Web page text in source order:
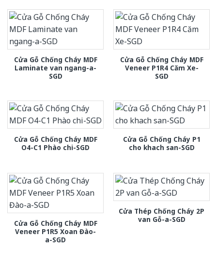
Cửa Gỗ Chống Cháy MDF
Laminate van ngang-a-
SGD
Cửa Gỗ Chống Cháy MDF
Veneer P1R4 Căm Xe-
SGD
Cửa Gỗ Chống Cháy MDF
O4-C1 Phào chi-SGD
Cửa Gỗ Chống Cháy P1
cho khach san-SGD
Cửa Gỗ Chống Cháy MDF
Veneer P1R5 Xoan Đào-
a-SGD
Cửa Thép Chống Cháy 2P
van Gỗ-a-SGD